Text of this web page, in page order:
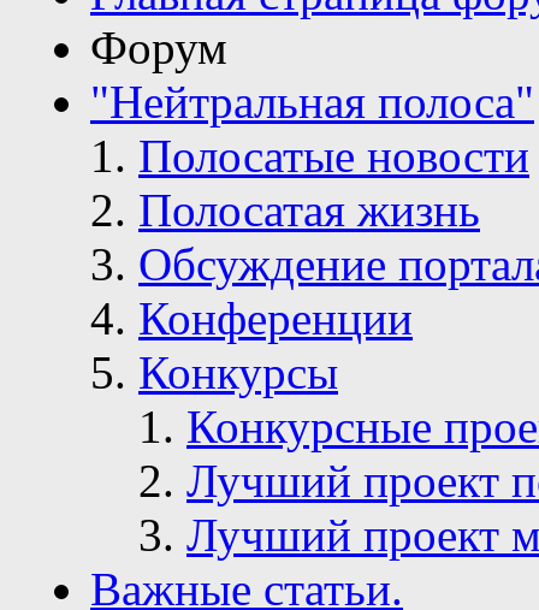
Форум
"Нейтральная полоса"
Полосатые новости
Полосатая жизнь
Обсуждение
Конференции
Конкурсы
Конкурсные
Лучший проект
Лучший проект
Важные статьи.